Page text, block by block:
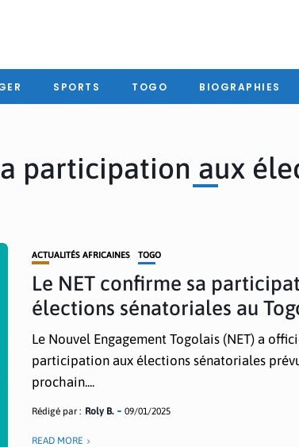
SPORTS TOGO BIOGRAPHIES
participation aux
ACTUALITÉS AFRICAINES TOGO
Le NET confirme sa
élections sénatoriales au
Le Nouvel Engagement Togolais (NET) a
participation aux élections sénatoriales
prochain....
Rédigé par : Roly B. 09/01/2025
READ MORE